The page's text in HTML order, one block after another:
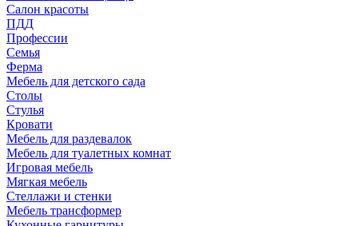
Салон красоты
ПДД
Профессии
Семья
Ферма
Мебель для детского сада
Столы
Cтулья
Кровати
Мебель для раздевалок
Мебель для туалетных комнат
Игровая мебель
Мягкая мебель
Стеллажи и стенки
Мебель трансформер